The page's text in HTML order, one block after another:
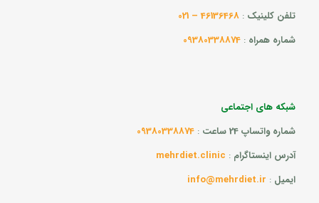
تلفن کلینیک :
46136468 – 021
شماره همراه :
09380338874
شبکه های اجتماعی
شماره واتساپ 24 ساعت
:
09380338874
آدرس اینستاگرام :
mehrdiet.clinic
ایمیل :
info@mehrdiet.ir